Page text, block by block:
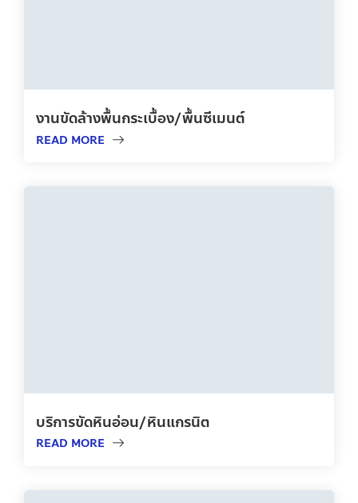
งานขัดล้างพื้นกระเบื้อง/พื้นซีเมนต์
READ MORE
บริการขัดหินอ่อน/หินแกรนิต
READ MORE